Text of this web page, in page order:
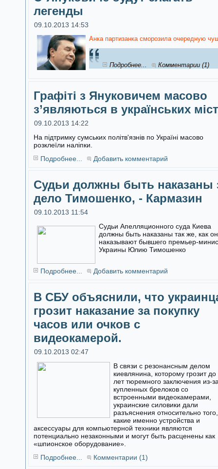
легенды
09.10.2013 14:53
Анка партизанка сморозила очередную
Подробнее... Комментарии (1)
Графіті з Януковичем масово
з’являються в українських
09.10.2013 14:22
На підтримку сумських політв'язнів по Україні масово
розклеїли наліпки.
Подробнее...
Добавить комментарий
Судьи должны быть наказаны
дело Тимошенко, - Кармазин
09.10.2013 11:54
Судьи Апелляционного суда Киева
должны быть наказаны так же, как
наказывают бывшего премьер-
Украины Юлию Тимошенко
Подробнее... Добавить комментарий
В СБУ объяснили, что
грозит наказание за покупку
часов или очков с
видеокамерой.
09.10.2013 02:47
В связи с резонансным делом
киевлянина, которому грозит до
лет тюремного заключения из-
купленных брелоков со
встроенными видеокамерами,
украинские силовики дали
разъяснения относительно того,
какие именно устройства и
аксессуары для компьютерной техники являются
потенциально незаконными и могут быть расценены как
«шпионское оборудование».
Подробнее...
Комментарии (1)